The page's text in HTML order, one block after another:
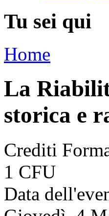
Tu sei qui
Home
La
storica e
Crediti
1 CFU
Data